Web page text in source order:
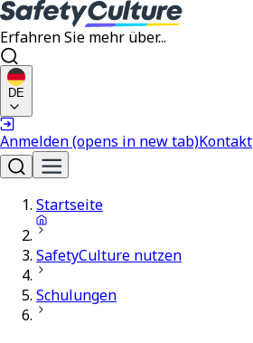
Erfahren Sie mehr über...
DE
Anmelden(opens in new tab)Kontakt
Startseite
SafetyCulture nutzen
Schulungen